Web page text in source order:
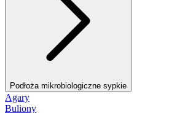
Podłoża mikrobiologiczne sypkie
Agary
Buliony